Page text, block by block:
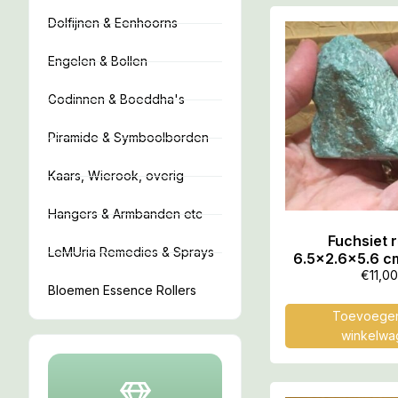
Dolfijnen & Eenhoorns
Engelen & Bollen
Godinnen & Boeddha's
Piramide & Symboolborden
Kaars, Wierook, overig
Hangers & Armbanden etc
LeMUria Remedies & Sprays
Bloemen Essence Rollers
Fuchsiet
6.5×2.6×5.6
74 gr –
€11,00